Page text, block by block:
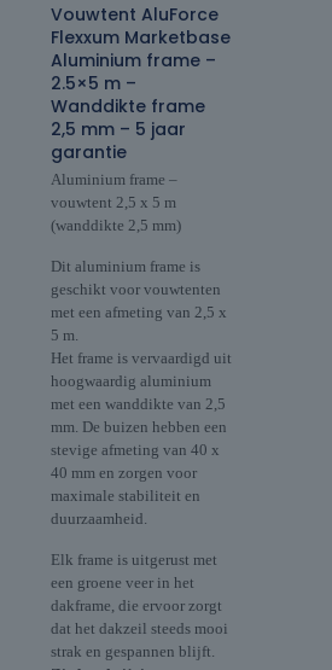
Vouwtent AluForce
Flexxum Marketbase
Aluminium frame –
2.5×5 m –
Wanddikte frame
2,5 mm – 5 jaar
garantie
Aluminium frame –
vouwtent 2,5 x 5 m
(wanddikte 2,5 mm)
Dit aluminium frame is
geschikt voor vouwtenten
met een afmeting van 2,5 x
5 m.
Het frame is vervaardigd uit
hoogwaardig aluminium
met een wanddikte van 2,5
mm. De buizen hebben een
stevige afmeting van 40 x
40 mm en zorgen voor
maximale stabiliteit en
duurzaamheid.
Elk frame is uitgerust met
een groene veer in het
dakframe, die ervoor zorgt
dat het dakzeil steeds mooi
strak en gespannen blijft.